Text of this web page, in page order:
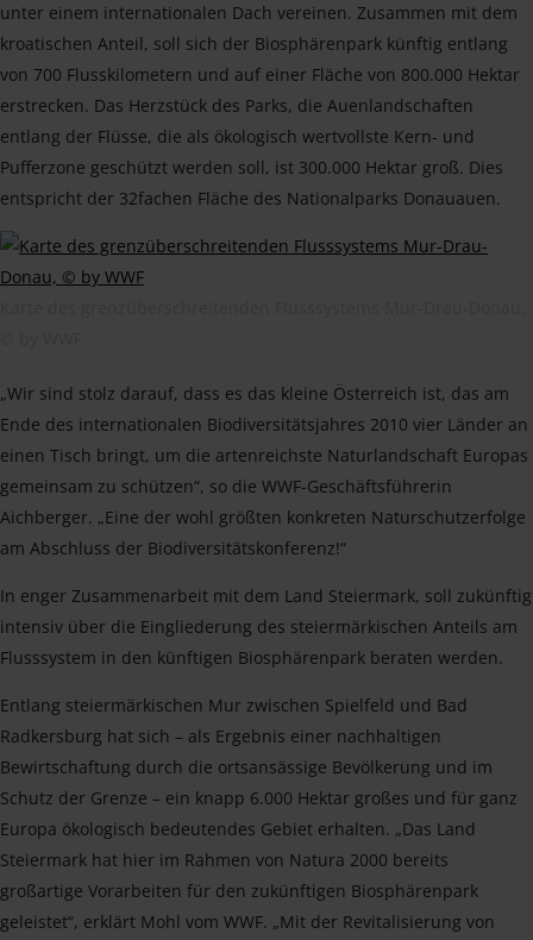
unter einem internationalen Dach vereinen. Zusammen mit dem
kroatischen Anteil, soll sich der Biosphärenpark künftig entlang
von 700 Flusskilometern und auf einer Fläche von 800.000 Hektar
erstrecken. Das Herzstück des Parks, die Auenlandschaften
entlang der Flüsse, die als ökologisch wertvollste Kern- und
Pufferzone geschützt werden soll, ist 300.000 Hektar groß. Dies
entspricht der 32fachen Fläche des Nationalparks Donauauen.
„Wir sind stolz darauf, dass es das kleine Österreich ist, das am
Ende des internationalen Biodiversitätsjahres 2010 vier Länder an
einen Tisch bringt, um die artenreichste Naturlandschaft Europas
gemeinsam zu schützen“, so die WWF-Geschäftsführerin
Aichberger. „Eine der wohl größten konkreten Naturschutzerfolge
am Abschluss der Biodiversitätskonferenz!“
In enger Zusammenarbeit mit dem Land Steiermark, soll zukünftig
intensiv über die Eingliederung des steiermärkischen Anteils am
Flusssystem in den künftigen Biosphärenpark beraten werden.
Entlang steiermärkischen Mur zwischen Spielfeld und Bad
Radkersburg hat sich – als Ergebnis einer nachhaltigen
Bewirtschaftung durch die ortsansässige Bevölkerung und im
Schutz der Grenze – ein knapp 6.000 Hektar großes und für ganz
Europa ökologisch bedeutendes Gebiet erhalten. „Das Land
Steiermark hat hier im Rahmen von Natura 2000 bereits
großartige Vorarbeiten für den zukünftigen Biosphärenpark
geleistet“, erklärt Mohl vom WWF. „Mit der Revitalisierung von